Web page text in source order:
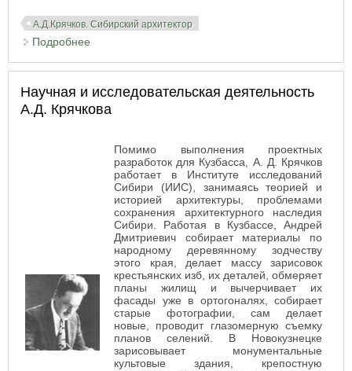
А.Д.Крячков. Сибирский архитектор
Подробнее
Научная и исследовательская деятельность
А.Д. Крячкова
Помимо выполнения проектных
разработок для Кузбасса, А. Д. Крячков
работает в Институте исследований
Сибири (ИИС), занимаясь теорией и
историей архитектуры, проблемами
сохранения архитектурного наследия
Сибири. Работая в Кузбассе, Андрей
Дмитриевич собирает материалы по
народному деревянному зодчеству
этого края, делает массу зарисовок
крестьянских изб, их деталей, обмеряет
планы жилищ и вычерчивает их
фасады уже в ортогоналях, собирает
старые фотографии, сам делает
новые, проводит глазомерную съемку
планов селений. В Новокузнецке
зарисовывает монументальные
культовые здания, крепостную